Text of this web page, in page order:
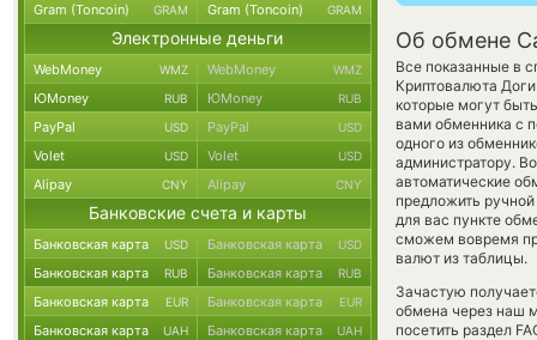
Об обмене
Все показанные в
Криптовалюта
которые могут
вами обменника с
одного из
администратору.
автоматические
предложить
для вас пункте
сможем вовремя
валют из таблицы.
Зачастую
обмена через наш
посетить раздел
Gram (Toncoin) GRAM Gram (Toncoin) GRAM
Электронные деньги
WebMoney WMZ WebMoney WMZ
ЮMoney RUB ЮMoney RUB
PayPal USD PayPal USD
Volet USD Volet USD
Alipay CNY Alipay CNY
Банковские счета и карты
Банковская карта USD Банковская карта USD
Банковская карта RUB Банковская карта RUB
Банковская карта EUR Банковская карта EUR
Банковская карта UAH Банковская карта UAH